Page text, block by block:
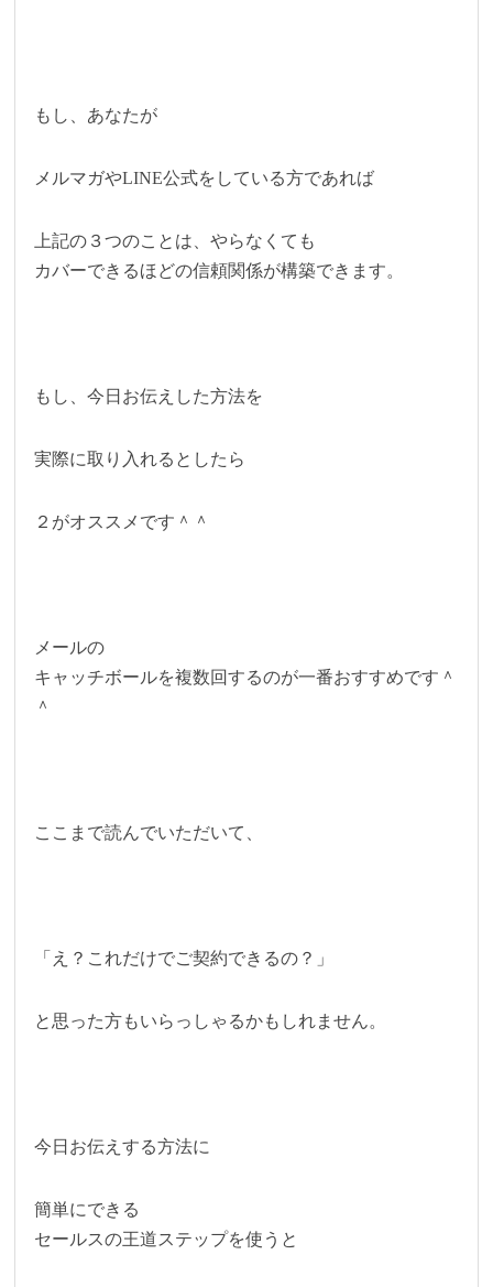
もし、あなたが
メルマガやLINE公式をしている方であれば
上記の３つのことは、やらなくても
カバーできるほどの信頼関係が構築できます。
もし、今日お伝えした方法を
実際に取り入れるとしたら
２がオススメです＾＾
メールの
キャッチボールを複数回するのが一番おすすめです＾
＾
ここまで読んでいただいて、
「え？これだけでご契約できるの？」
と思った方もいらっしゃるかもしれません。
今日お伝えする方法に
簡単にできる
セールスの王道ステップを使うと